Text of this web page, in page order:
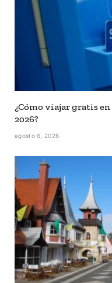
¿Cómo viajar gratis
2026?
agosto 6, 2026